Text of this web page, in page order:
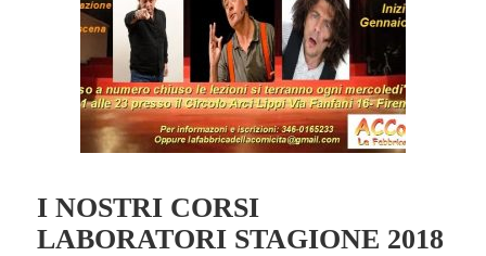
I NOSTRI CORSI
LABORATORI STAGIONE 2018